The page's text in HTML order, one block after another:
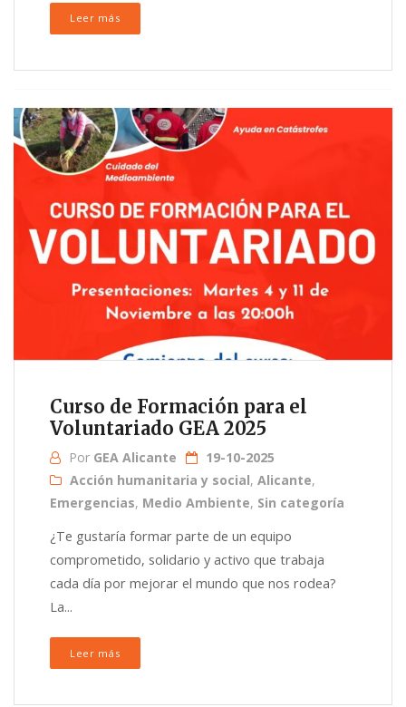
Leer más
Curso de Formación para el
Voluntariado GEA 2025
Por GEA Alicante
19-10-2025
Acción humanitaria y social, Alicante,
Emergencias, Medio Ambiente, Sin categoría
¿Te gustaría formar parte de un equipo
comprometido, solidario y activo que trabaja
cada día por mejorar el mundo que nos rodea?
La...
Leer más